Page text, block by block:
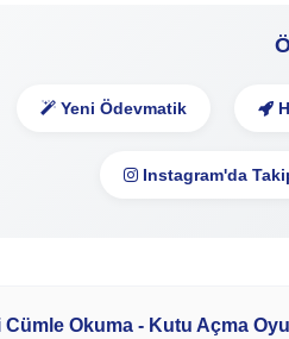
Yeni Ödevmatik
Instagram'da
Cümle Okuma - Kutu Açma